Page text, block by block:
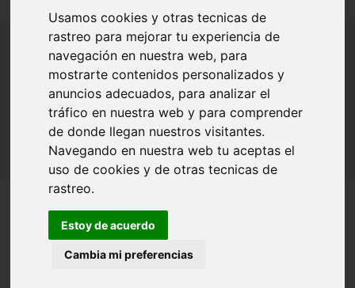
Usamos cookies y otras tecnicas de
rastreo para mejorar tu experiencia de
navegación en nuestra web, para
mostrarte contenidos personalizados y
anuncios adecuados, para analizar el
tráfico en nuestra web y para comprender
de donde llegan nuestros visitantes.
Navegando en nuestra web tu aceptas el
uso de cookies y de otras tecnicas de
rastreo.
Estoy de acuerdo
Cambia mi preferencias
ALQUILAR AMIGO
Inicio Amigos Falcón Luis Romero